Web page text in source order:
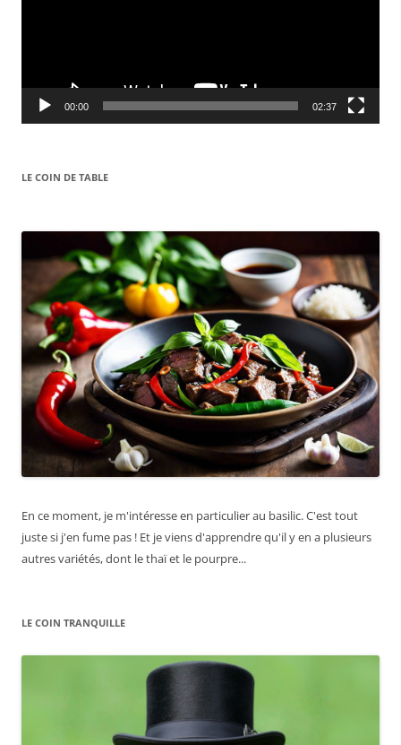
00:00 02:37
LE COIN DE TABLE
En ce moment, je m'intéresse en particulier au basilic. C'est tout
juste si j'en fume pas ! Et je viens d'apprendre qu'il y en a plusieurs
autres variétés, dont le thaï et le pourpre...
LE COIN TRANQUILLE